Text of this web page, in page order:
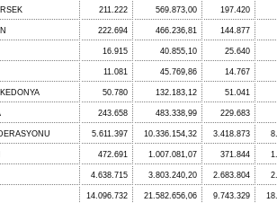
211.222 569.873,00 197.420
222.694 466.236,81 144.877
16.915 40.855,10 25.640
11.081 45.769,86 14.767
50.780 132.183,12 51.041
243.658 483.338,99 229.683
5.611.397 10.336.154,32 3.418.873
472.691 1.007.081,07 371.844
4.638.715 3.803.240,20 2.683.804
14.096.732 21.582.656,06 9.743.329